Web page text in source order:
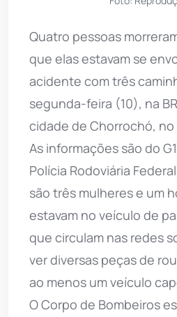
Quatro pessoas
que elas estavam se
acidente com três
segunda-feira (10), na
cidade de Chorrochó,
As informações são do
Polícia Rodoviária
são três mulheres e um
estavam no veículo de
que circulam nas redes
ver diversas peças de
ao menos um veículo
O Corpo de Bombeiros